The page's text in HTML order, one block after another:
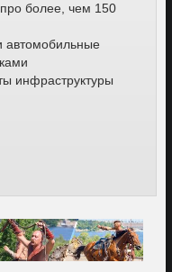
более, чем 150
инфраструктуры